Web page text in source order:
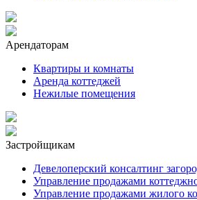
Арендаторам
Квартиры и комнаты
Аренда коттеджей
Нежилые помещения
Застройщикам
Девелоперский консалтинг
Управление продажами
Управление продажами жилого